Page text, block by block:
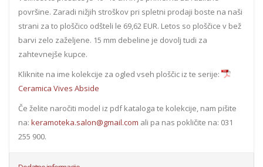
površine. Zaradi nižjih stroškov pri spletni prodaji boste na naši
strani za to ploščico odšteli le 69,62 EUR. Letos so ploščice v bež
barvi zelo zaželjene. 15 mm debeline je dovolj tudi za
zahtevnejše kupce.
Kliknite na ime kolekcije za ogled vseh ploščic iz te serije:
Ceramica Vives Abside
Če želite naročiti model iz pdf kataloga te kolekcije, nam pišite
na: keramoteka.salon@gmail.com ali pa nas pokličite na: 031
255 900.